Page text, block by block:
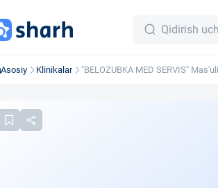
Asosiy Klinikalar
"BELOZUBKA MED SERVIS"